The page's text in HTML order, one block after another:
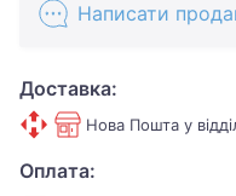
Написати
Доставка:
Нова Пошта у
Оплата: